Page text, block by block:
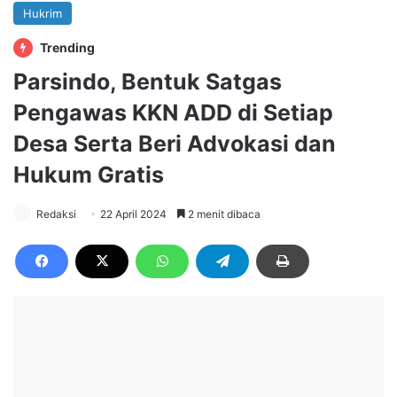
Hukrim
Trending
Parsindo, Bentuk Satgas
Pengawas KKN ADD di Setiap
Desa Serta Beri Advokasi dan
Hukum Gratis
Redaksi 22 April 2024 2 menit dibaca